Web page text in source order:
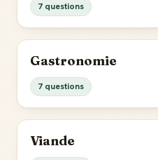
7 questions
Gastronomie
7 questions
Viande